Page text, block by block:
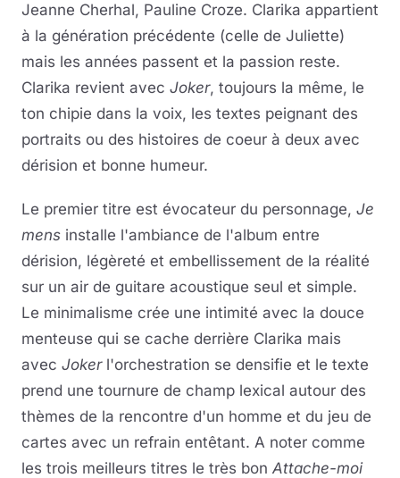
Jeanne Cherhal, Pauline Croze. Clarika appartient
à la génération précédente (celle de Juliette)
mais les années passent et la passion reste.
Clarika revient avec Joker, toujours la même, le
ton chipie dans la voix, les textes peignant des
portraits ou des histoires de coeur à deux avec
dérision et bonne humeur.
Le premier titre est évocateur du personnage, Je
mens installe l'ambiance de l'album entre
dérision, légèreté et embellissement de la réalité
sur un air de guitare acoustique seul et simple.
Le minimalisme crée une intimité avec la douce
menteuse qui se cache derrière Clarika mais
avec Jokerl'orchestration se densifie et le texte
prend une tournure de champ lexical autour des
thèmes de la rencontre d'un homme et du jeu de
cartes avec un refrain entêtant. A noter comme
les trois meilleurs titres le très bon Attache-moi